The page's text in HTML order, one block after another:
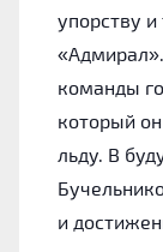
упорству
команды
который
льду. В
и